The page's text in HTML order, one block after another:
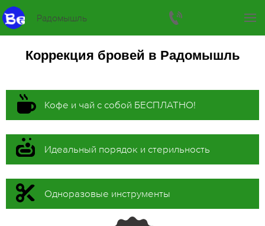
Радомышль
Коррекция бровей в Радомышль
Кофе и чай с собой БЕСПЛАТНО!
Идеальный порядок и стерильность
Одноразовые инструменты